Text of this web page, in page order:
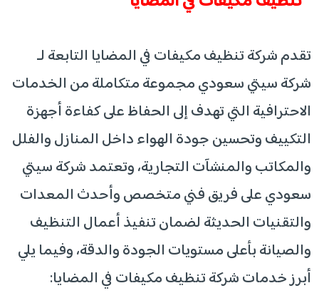
تقدم شركة تنظيف مكيفات في المضايا التابعة لـ
شركة سيتي سعودي مجموعة متكاملة من الخدمات
الاحترافية التي تهدف إلى الحفاظ على كفاءة أجهزة
التكييف وتحسين جودة الهواء داخل المنازل والفلل
والمكاتب والمنشآت التجارية، وتعتمد شركة سيتي
سعودي على فريق فني متخصص وأحدث المعدات
والتقنيات الحديثة لضمان تنفيذ أعمال التنظيف
والصيانة بأعلى مستويات الجودة والدقة، وفيما يلي
أبرز خدمات شركة تنظيف مكيفات في المضايا: